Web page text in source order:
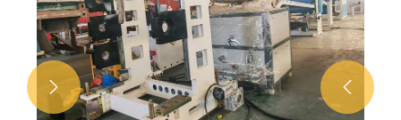
عرض المزيد >>

